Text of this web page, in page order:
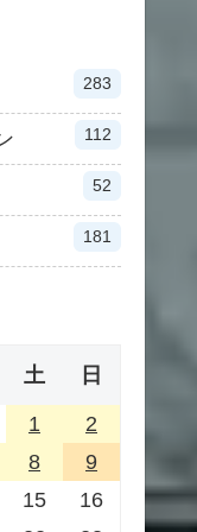
283
112
52
181
土 日
1
2
8
9
15
16